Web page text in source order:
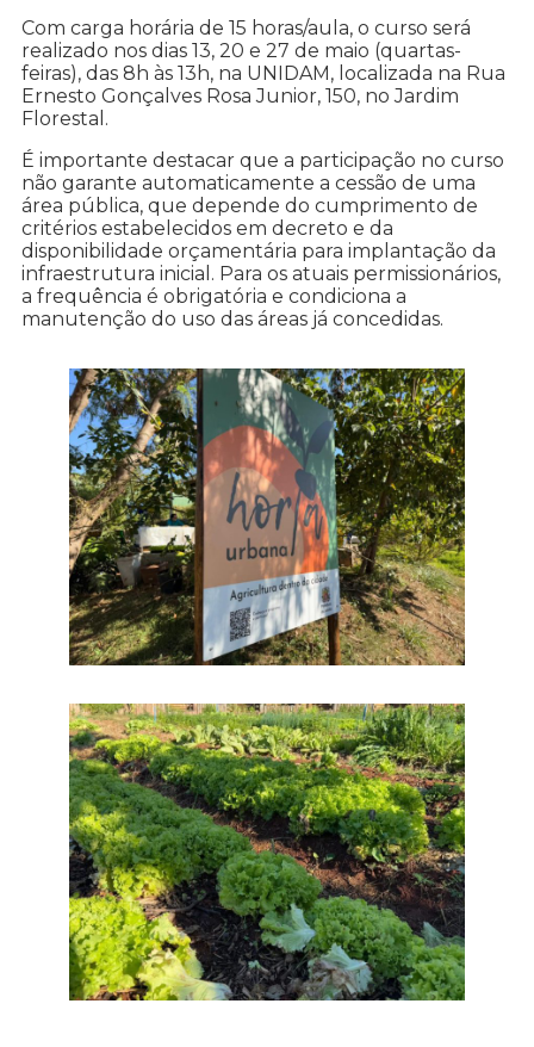
Com carga horária de 15 horas/aula, o curso será
realizado nos dias 13, 20 e 27 de maio (quartas-
feiras), das 8h às 13h, na UNIDAM, localizada na Rua
Ernesto Gonçalves Rosa Junior, 150, no Jardim
Florestal.
É importante destacar que a participação no curso
não garante automaticamente a cessão de uma
área pública, que depende do cumprimento de
critérios estabelecidos em decreto e da
disponibilidade orçamentária para implantação da
infraestrutura inicial. Para os atuais permissionários,
a frequência é obrigatória e condiciona a
manutenção do uso das áreas já concedidas.